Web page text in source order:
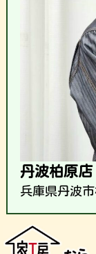
丹波柏原店
兵庫県丹波